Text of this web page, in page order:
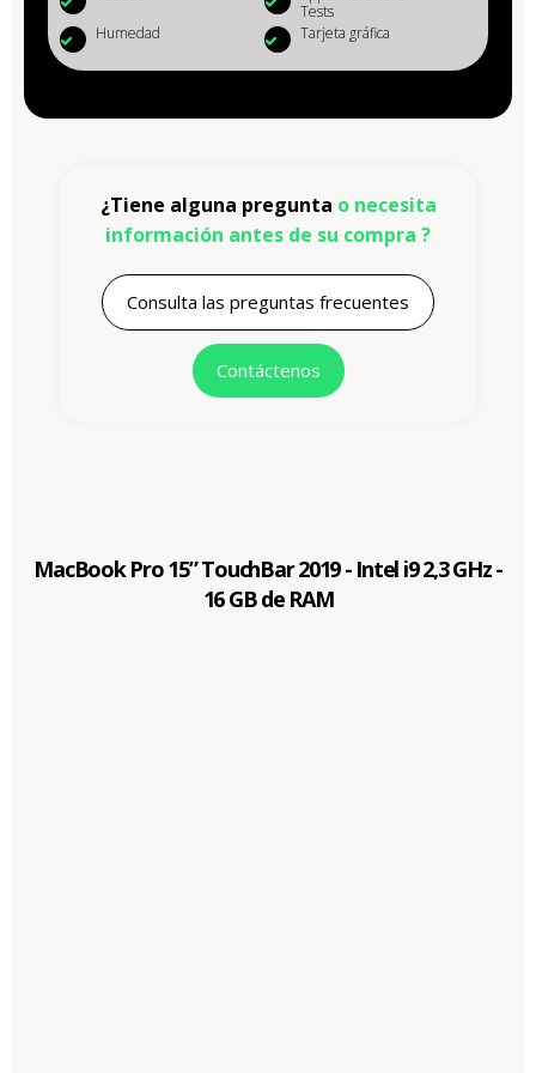
Tests
Humedad
Tarjeta gráfica
¿Tiene alguna pregunta o necesita
información antes de su compra ?
Consulta las preguntas frecuentes
Contáctenos
MacBook Pro 15” TouchBar 2019 - Intel i9 2,3 GHz -
16 GB de RAM